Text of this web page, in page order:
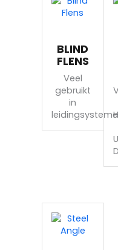
BLIND
FLENS
Veel
gebruikt
in